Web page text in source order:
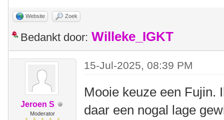
Website Zoek
Bedankt door: Willeke_IGKT
Jeroen S
Moderator
15-Jul-2025, 08:39 PM
Mooie keuze een Fujin.
daar een nogal lage